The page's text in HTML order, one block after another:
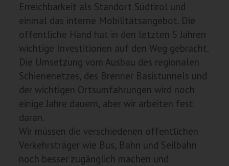
Erreichbarkeit als Standort Südtirol und
einmal das interne Mobilitätsangebot. Die
öffentliche Hand hat in den letzten 5 Jahren
wichtige Investitionen auf den Weg gebracht.
Die Umsetzung vom Ausbau des regionalen
Schienenetzes, des Brenner Basistunnels und
der wichtigen Ortsumfahrungen wird noch
einige Jahre dauern, aber wir arbeiten fest
daran.
Wir müssen die verschiedenen öffentlichen
Verkehrsträger wie Bus, Bahn und Seilbahn
noch besser zugänglich machen und